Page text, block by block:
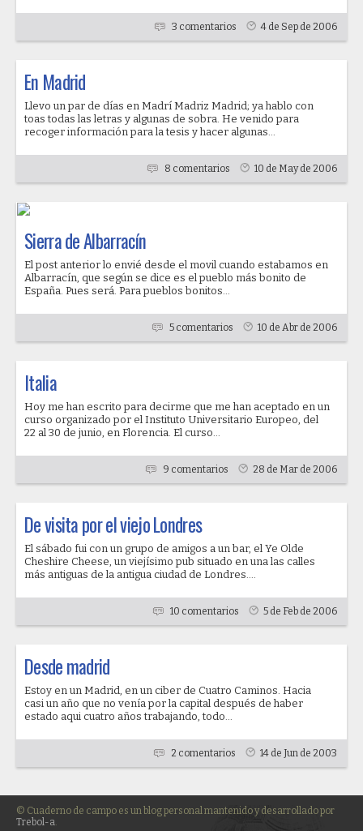
3 comentarios 4 de Sep de 2006
En Madrid
Llevo un par de días en Madrí Madriz Madrid; ya hablo con
toas todas las letras y algunas de sobra. He venido para
recoger información para la tesis y hacer algunas...
8 comentarios 10 de May de 2006
Sierra de Albarracín
El post anterior lo envié desde el movil cuando estabamos en
Albarracín, que según se dice es el pueblo más bonito de
España. Pues será. Para pueblos bonitos...
5 comentarios 10 de Abr de 2006
Italia
Hoy me han escrito para decirme que me han aceptado en un
curso organizado por el Instituto Universitario Europeo, del
22 al 30 de junio, en Florencia. El curso...
9 comentarios 28 de Mar de 2006
De visita por el viejo Londres
El sábado fui con un grupo de amigos a un bar, el Ye Olde
Cheshire Cheese, un viejísimo pub situado en una las calles
más antiguas de la antigua ciudad de Londres....
10 comentarios 5 de Feb de 2006
Desde madrid
Estoy en un Madrid, en un ciber de Cuatro Caminos. Hacia
casi un año que no venía por la capital después de haber
estado aqui cuatro años trabajando, todo...
2 comentarios 14 de Jun de 2003
© Cuaderno de campo es un blog personal mantenido y desarrollado por
Trebol-a.